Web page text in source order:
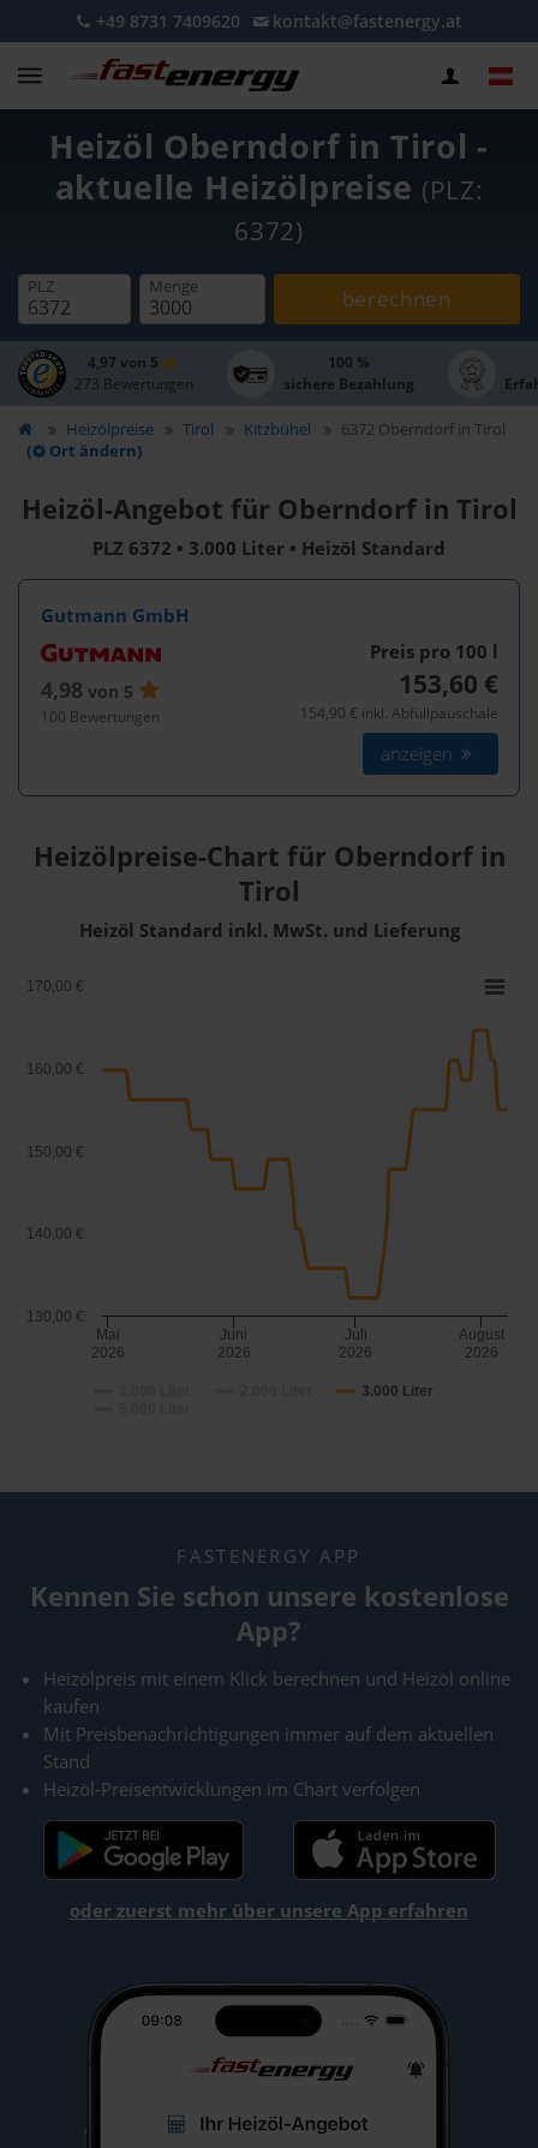
+49 8731 7409620 kontakt@fastenergy.at
Heizöl Oberndorf in Tirol -
aktuelle Heizölpreise (PLZ:
6372)
PLZ Menge berechnen
4,97 von 5
273 Bewertungen
100 %
sichere Bezahlung
Heizölpreise Tirol Kitzbühel
6372 Oberndorf in Tirol
(
Ort ändern)
Heizöl-Angebot für Oberndorf in Tirol
PLZ 6372 • 3.000 Liter • Heizöl Standard
Gutmann GmbH
4,98 von 5
100 Bewertungen
Preis pro 100 l
153,60 €
154,90 € inkl. Abfüllpauschale
anzeigen
Heizölpreise-Chart für Oberndorf in
Tirol
Heizöl Standard inkl. MwSt. und Lieferung
3.000 Liter
Mai
2026
Juni
2026
Juli
2026
August
2026
130,00 €
140,00 €
150,00 €
160,00 €
170,00 €
FASTENERGY APP
Kennen Sie schon unsere kostenlose
App?
Heizölpreis mit einem Klick berechnen und Heizöl online
kaufen
Mit Preisbenachrichtigungen immer auf dem aktuellen
Stand
Heizöl-Preisentwicklungen im Chart verfolgen
oder zuerst mehr über unsere App erfahren